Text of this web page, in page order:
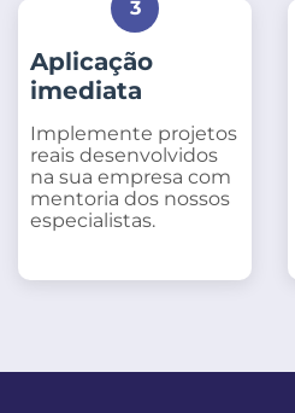
3
Aplicação
imediata
Implemente projetos
reais desenvolvidos
na sua empresa com
mentoria dos nossos
especialistas.